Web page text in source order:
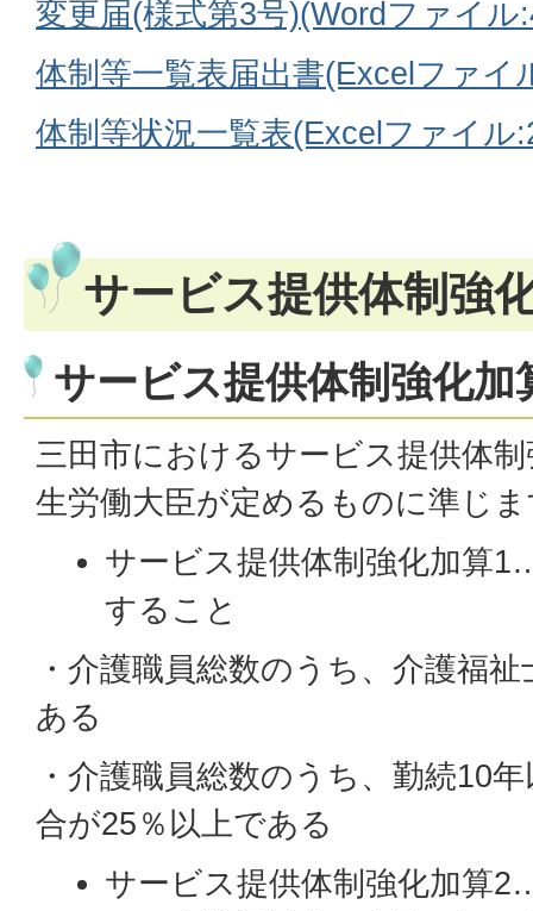
変更届(様式第3号)(Wordファイル
体制等一覧表届出書(Excelファイ
体制等状況一覧表(Excelファイル
サービス提供体制強
サービス提供体制強化加
三田市におけるサービス提供体
生労働大臣が定めるものに準じ
サービス提供体制強化加算
すること
・介護職員総数のうち、介護福
ある
・介護職員総数のうち、勤続10
合が25％以上である
サービス提供体制強化加算